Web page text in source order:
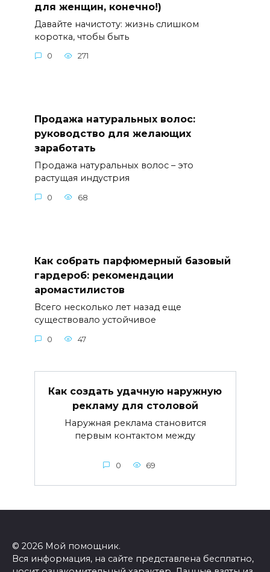
для женщин, конечно!)
Давайте начистоту: жизнь слишком
коротка, чтобы быть
0 271
Продажа натуральных волос:
руководство для желающих
заработать
Продажа натуральных волос – это
растущая индустрия
0 68
Как собрать парфюмерный базовый
гардероб: рекомендации
аромастилистов
Всего несколько лет назад еще
существовало устойчивое
0 47
Как создать удачную наружную
рекламу для столовой
Наружная реклама становится
первым контактом между
0 69
© 2026 Мой помощник.
Вся информация, на сайте представлена бесплатно,